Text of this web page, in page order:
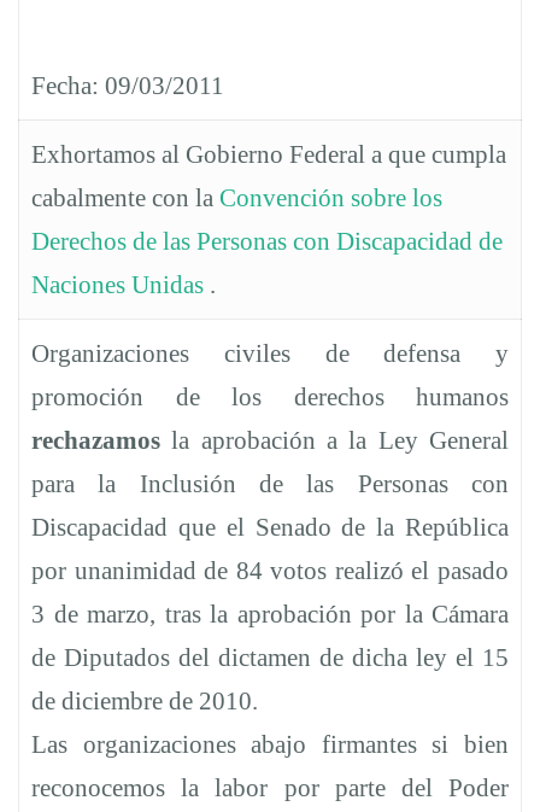
para
la
Inclusión
de
las
Personas
con
Discapacidad
Fecha: 09/03/2011
Exhortamos al Gobierno Federal a que cumpla
cabalmente con la Convención sobre los
Derechos de las Personas con Discapacidad de
Naciones Unidas .
Organizaciones civiles de defensa y
promoción de los derechos humanos
rechazamos la aprobación a la Ley General
para la Inclusión de las Personas con
Discapacidad que el Senado de la República
por unanimidad de 84 votos realizó el pasado
3 de marzo, tras la aprobación por la Cámara
de Diputados del dictamen de dicha ley el 15
de diciembre de 2010.
Las organizaciones abajo firmantes si bien
reconocemos la labor por parte del Poder